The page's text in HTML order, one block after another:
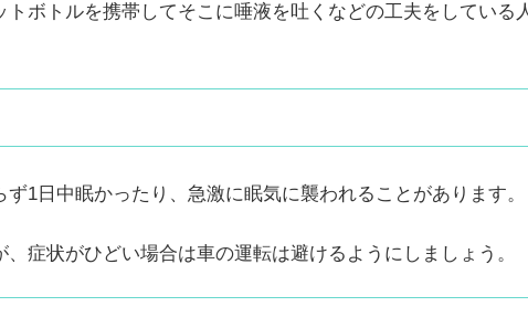
ボトルを携帯してそこに唾液を吐くなどの工夫をしている
1日中眠かったり、急激に眠気に襲われることがあります。
症状がひどい場合は車の運転は避けるようにしましょう。